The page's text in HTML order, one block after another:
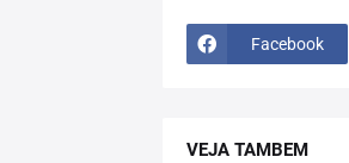
Facebook
VEJA TAMBEM